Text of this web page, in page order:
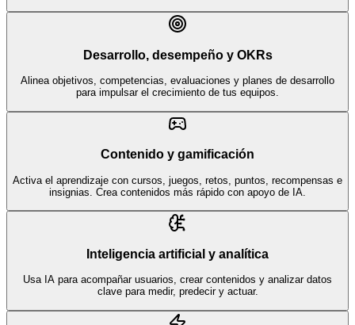
Desarrollo, desempeño y OKRs
Alinea objetivos, competencias, evaluaciones y planes de desarrollo
para impulsar el crecimiento de tus equipos.
Contenido y gamificación
Activa el aprendizaje con cursos, juegos, retos, puntos, recompensas e
insignias. Crea contenidos más rápido con apoyo de IA.
Inteligencia artificial y analítica
Usa IA para acompañar usuarios, crear contenidos y analizar datos
clave para medir, predecir y actuar.